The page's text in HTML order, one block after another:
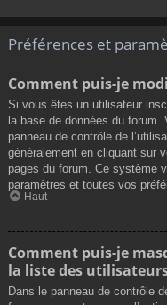
Préférences et
Comment puis-je
Si vous êtes un utilisateur
la base de données du
panneau de contrôle de
généralement en cliquant sur
pages du forum. Ce système
paramètres et toutes vos
Haut
Comment puis-je
la liste des
Dans le panneau de contrôle